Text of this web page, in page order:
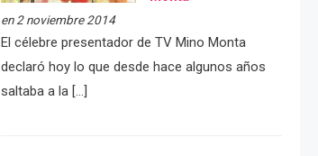
en 2 noviembre 2014
El célebre presentador de TV Mino Monta
declaró hoy lo que desde hace algunos años
saltaba a la […]